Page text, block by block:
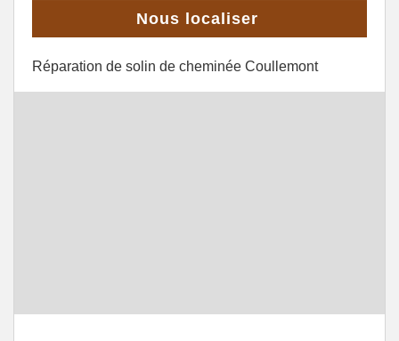
Nous localiser
Réparation de solin de cheminée Coullemont